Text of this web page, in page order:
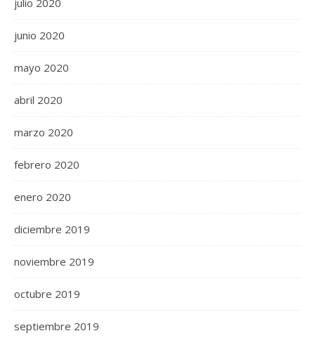
julio 2020
junio 2020
mayo 2020
abril 2020
marzo 2020
febrero 2020
enero 2020
diciembre 2019
noviembre 2019
octubre 2019
septiembre 2019